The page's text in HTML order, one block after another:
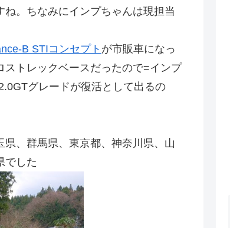
。ちなみにインプちゃんは現担当
B STIコンセプト が市販車になっ
トレックベースだったので=インプ
グレードが復活として出るの
、群馬県、東京都、神奈川県、山
でした